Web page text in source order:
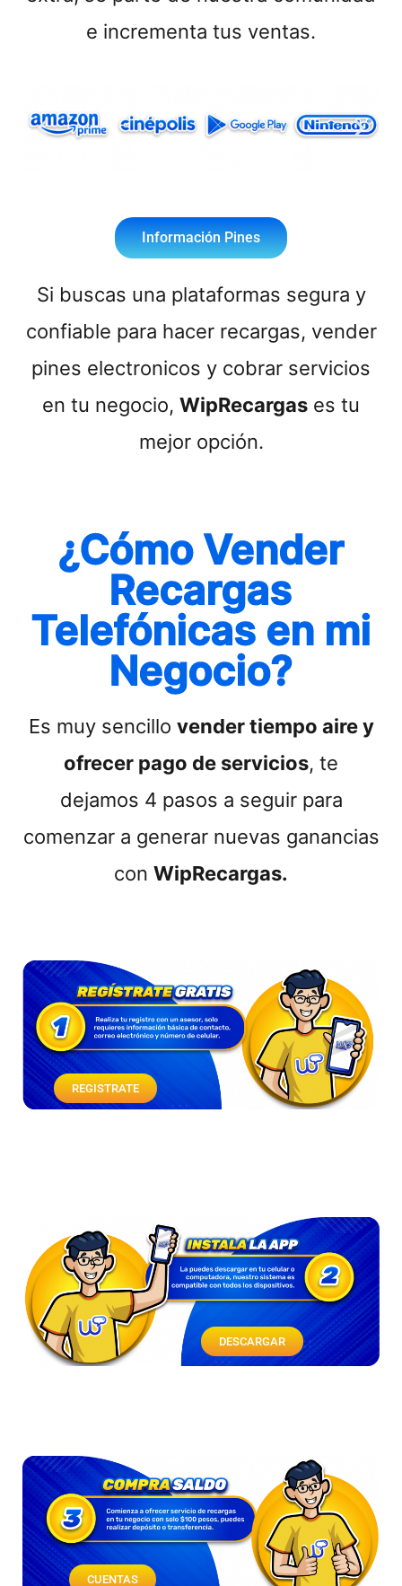
e incrementa tus ventas.
Información Pines
Si buscas una plataformas segura y
confiable para hacer recargas, vender
pines electronicos y cobrar servicios
en tu negocio, WipRecargas es tu
mejor opción.
¿Cómo Vender
Recargas
Telefónicas en mi
Negocio?
Es muy sencillo vender tiempo aire y
ofrecer pago de servicios, te
dejamos 4 pasos a seguir para
comenzar a generar nuevas ganancias
con WipRecargas.
REGISTRATE
DESCARGAR
CUENTAS